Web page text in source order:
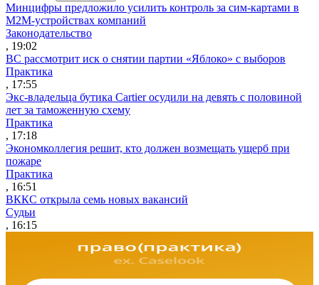
Минцифры предложило усилить контроль за сим-картами в
M2M-устройствах компаний
Законодательство
, 19:02
ВС рассмотрит иск о снятии партии «Яблоко» с выборов
Практика
, 17:55
Экс-владельца бутика Cartier осудили на девять с половиной
лет за таможенную схему
Практика
, 17:18
Экономколлегия решит, кто должен возмещать ущерб при
пожаре
Практика
, 16:51
ВККС открыла семь новых вакансий
Судьи
, 16:15